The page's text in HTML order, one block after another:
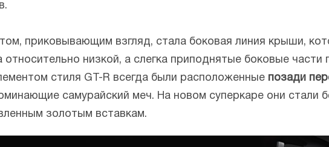
приковывающим взгляд, стала боковая линия крыши,
низкой, а слегка приподнятые боковые части
стиля GT-R всегда были расположенные позади
самурайский меч. На новом суперкаре они стали
золотым вставкам.